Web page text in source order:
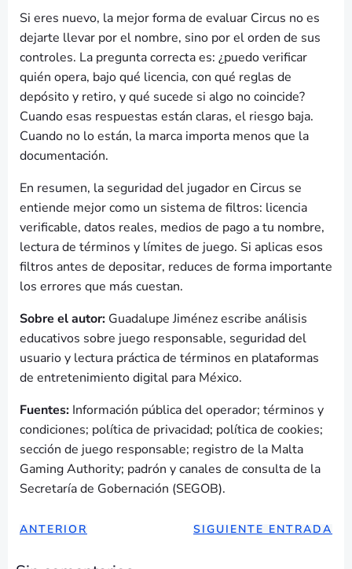
Si eres nuevo, la mejor forma de evaluar Circus no es
dejarte llevar por el nombre, sino por el orden de sus
controles. La pregunta correcta es: ¿puedo verificar
quién opera, bajo qué licencia, con qué reglas de
depósito y retiro, y qué sucede si algo no coincide?
Cuando esas respuestas están claras, el riesgo baja.
Cuando no lo están, la marca importa menos que la
documentación.
En resumen, la seguridad del jugador en Circus se
entiende mejor como un sistema de filtros: licencia
verificable, datos reales, medios de pago a tu nombre,
lectura de términos y límites de juego. Si aplicas esos
filtros antes de depositar, reduces de forma importante
los errores que más cuestan.
Sobre el autor: Guadalupe Jiménez escribe análisis
educativos sobre juego responsable, seguridad del
usuario y lectura práctica de términos en plataformas
de entretenimiento digital para México.
Fuentes: Información pública del operador; términos y
condiciones; política de privacidad; política de cookies;
sección de juego responsable; registro de la Malta
Gaming Authority; padrón y canales de consulta de la
Secretaría de Gobernación (SEGOB).
NAVEGACIÓN
ANTERIOR SIGUIENTE ENTRADA